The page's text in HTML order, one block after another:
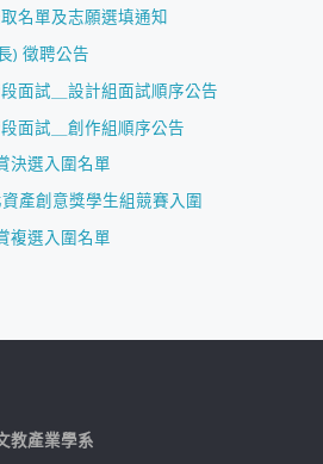
名單及志願選填通知
) 徵聘公告
面試＿設計組面試順序公告
面試＿創作組順序公告
決選入圍名單
產創意獎學生組競賽入圍
複選入圍名單
教產業學系